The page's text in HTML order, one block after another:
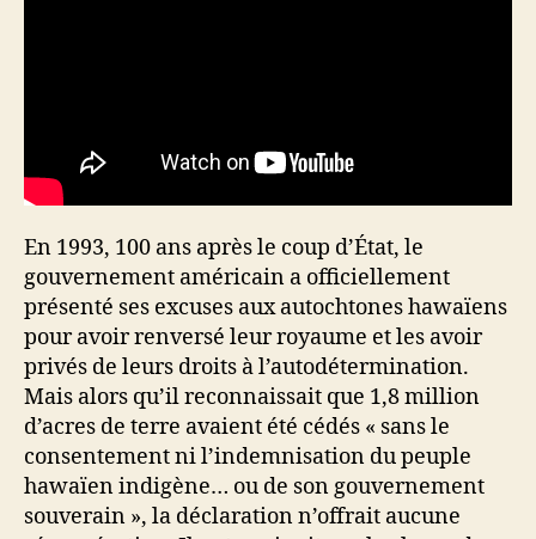
En 1993, 100 ans après le coup d’État, le
gouvernement américain a officiellement
présenté ses excuses aux autochtones hawaïens
pour avoir renversé leur royaume et les avoir
privés de leurs droits à l’autodétermination.
Mais alors qu’il reconnaissait que 1,8 million
d’acres de terre avaient été cédés « sans le
consentement ni l’indemnisation du peuple
hawaïen indigène… ou de son gouvernement
souverain », la déclaration n’offrait aucune